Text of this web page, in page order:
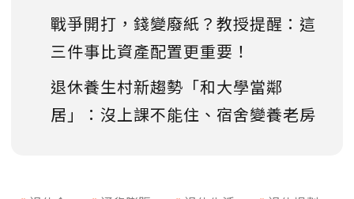
戰爭開打，錢變廢紙？教授提醒：這
三件事比資產配置更重要！
退休養生村新趨勢「和大學當鄰
居」：沒上課不能住、宿舍變養老房